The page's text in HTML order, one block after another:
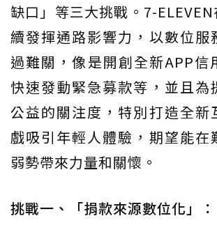
缺口」等三大挑戰。7-
續發揮通路影響力，以數位服
過難關，像是開創全新APP信
快速發動緊急募款等，並且為
公益的關注度，特別打造全新
戲吸引年輕人體驗，期望能在
弱勢帶來力量和關懷。
挑戰一、「捐款來源數位化」：